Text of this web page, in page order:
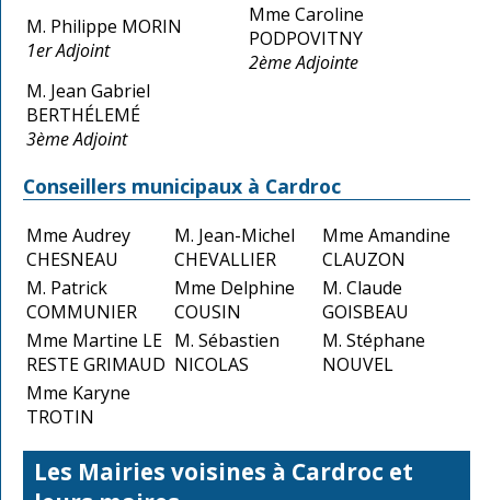
M. Philippe MORIN
1er Adjoint
Mme Caroline
PODPOVITNY
2ème Adjointe
M. Jean Gabriel
BERTHÉLEMÉ
3ème Adjoint
Conseillers municipaux à Cardroc
Mme Audrey
CHESNEAU
M. Jean-Michel
CHEVALLIER
Mme Amandine
CLAUZON
M. Patrick
COMMUNIER
Mme Delphine
COUSIN
M. Claude
GOISBEAU
Mme Martine LE
RESTE GRIMAUD
M. Sébastien
NICOLAS
M. Stéphane
NOUVEL
Mme Karyne
TROTIN
Les Mairies voisines à Cardroc et